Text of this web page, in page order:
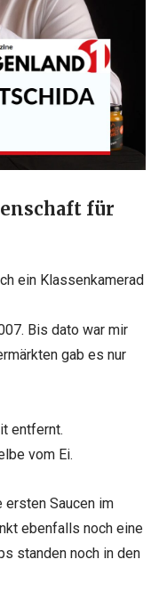
für
ein Klassenkamerad
Bis dato war mir
gab es nur
entfernt.
vom Ei.
ersten Saucen im
ebenfalls noch eine
standen noch in den